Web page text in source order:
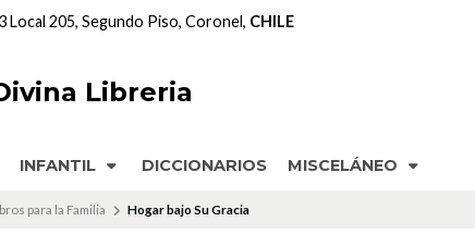
Libreria
INFANTIL DICCIONARIOS MISCELÁNEO
Local 205, Segundo Piso, Coronel, CHILE
para la Familia Hogar bajo Su Gracia